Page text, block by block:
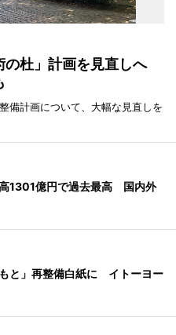
の杜」計画を見直しへ
備計画について、大幅な見直しを
1301億円で過去最高 国内外
もと」再整備白紙に イトーヨー